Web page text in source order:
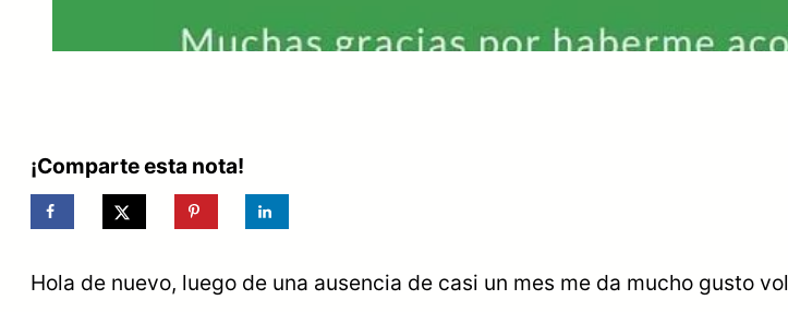
¡Comparte esta nota!
Hola de nuevo, luego de una ausencia de casi un mes me da mucho gusto